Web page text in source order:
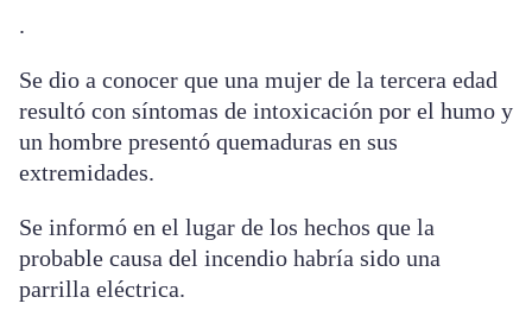
.
Se dio a conocer que una mujer de la tercera edad
resultó con síntomas de intoxicación por el humo y
un hombre presentó quemaduras en sus
extremidades.
Se informó en el lugar de los hechos que la
probable causa del incendio habría sido una
parrilla eléctrica.